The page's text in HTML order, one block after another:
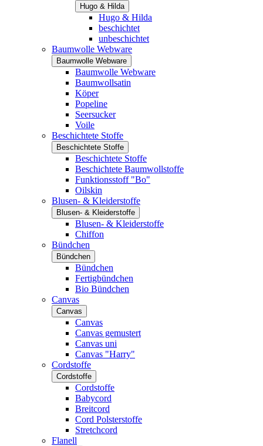
Hugo & Hilda
Hugo & Hilda
beschichtet
unbeschichtet
Baumwolle Webware
Baumwolle Webware
Baumwolle Webware
Baumwollsatin
Köper
Popeline
Seersucker
Voile
Beschichtete Stoffe
Beschichtete Stoffe
Beschichtete Stoffe
Beschichtete Baumwollstoffe
Funktionsstoff "Bo"
Oilskin
Blusen- & Kleiderstoffe
Blusen- & Kleiderstoffe
Blusen- & Kleiderstoffe
Chiffon
Bündchen
Bündchen
Bündchen
Fertigbündchen
Bio Bündchen
Canvas
Canvas
Canvas
Canvas gemustert
Canvas uni
Canvas "Harry"
Cordstoffe
Cordstoffe
Cordstoffe
Babycord
Breitcord
Cord Polsterstoffe
Stretchcord
Flanell